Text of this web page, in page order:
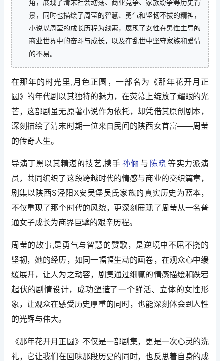
角，展现了清末社会动荡、商业竞争、家族纷争等历史背
景，同时也描绘了周莹的智慧、勇气和坚韧不拔的精神，
小说以周莹的成长历程为线索，展现了女性在男性主导的
商业世界中的奋斗与成长，以及在乱世中坚守家族和爱情
的不易。
在那年的时光里,月色正圆，一部名为《那年花开月正
圆》的年代剧以其独特的魅力，在荧幕上绽放了耀眼的光
芒，这部剧虽无原著小说作为依托，却凭借其原创剧本，
深刻描绘了清末时期一位来自民间的陕西女首富——周莹
的传奇人生。
导演丁黑以其精湛的技艺,携手 孙俪 与 陈晓 等实力派演
员，共同编织了这段跨越时代的情感与商业的交织篇章，
剧集以陕西S泾阳X安吴堡吴氏家族的真实历史为蓝本，
不仅重现了那个时代的风貌，更深刻展现了周莹从一名普
通女子成长为商界巨擘的艰辛历程。
周莹的故事,是勇气与智慧的赞歌，是逆境中不屈不挠的
坚韧，她的经历，如同一幅幅生动的画卷，在观众心中缓
缓展开，让人为之动容，剧集通过细腻的情感描绘和跌宕
起伏的剧情设计，成功塑造了一个鲜活、立体的女性形
象，让观众在感受历史厚重的同时，也能深刻体会到人性
的光辉与伟大。
《那年花开月正圆》不仅是一部剧集，更是一次心灵的洗
礼，它让我们在回味那段历史的同时，也反思着自身的成